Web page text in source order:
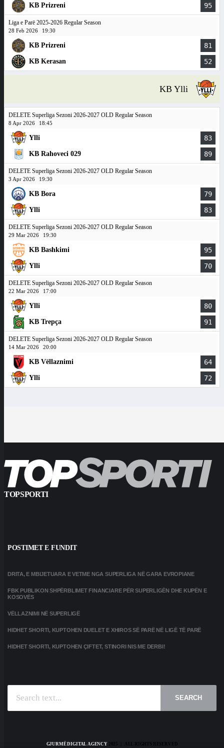
KB Prizreni 95
Liga e Parë 2025-2026 Regular Season
28 Feb 2026 19:30
KB Prizreni 81
KB Kerasan 52
KB Ylli
DELETE Superliga Sezoni 2026-2027 OLD Regular Season
8 Apr 2026 18:45
Ylli 83
KB Rahoveci 029 89
DELETE Superliga Sezoni 2026-2027 OLD Regular Season
3 Apr 2026 19:30
KB Bora 79
Ylli 83
DELETE Superliga Sezoni 2026-2027 OLD Regular Season
29 Mar 2026 19:30
KB Bashkimi 95
Ylli 70
DELETE Superliga Sezoni 2026-2027 OLD Regular Season
22 Mar 2026 17:00
Ylli 80
KB Trepça 91
DELETE Superliga Sezoni 2026-2027 OLD Regular Season
14 Mar 2026 20:00
KB Vëllaznimi 64
Ylli 72
TOPSPORTI
POSTIMET E FUNDIT
DRITA, E MBIJETUARA E VETME NGA SUPERLIGA NË GARA EVROPIANE
FBK PUBLIKON SHPËRBLIMET FINANCIARE PËR SUPERLIGËN DHE KUPËN E
KOSOVËS
VËLLAZNIMI NË SUPERLIGË
HIDHET SHORTI, KUPTOHEN DUELET E XHIROS SË PARË NË LIGË TË PARË
HIDHET SHORTI, KUPTOHEN ÇIFTET, STINORI NIS ME DERBI!
SEARCH
GJURMË DIGITAL AGENCY2025 | ALL RIGHTS RESERVED